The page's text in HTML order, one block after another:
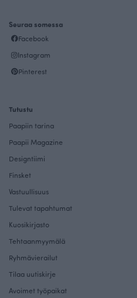
Seuraa somessa
Facebook
Instagram
Pinterest
Tutustu
Paapiin tarina
Paapii Magazine
Designtiimi
Finsket
Vastuullisuus
Tulevat tapahtumat
Kuosikirjasto
Tehtaanmyymälä
Ryhmävierailut
Tilaa uutiskirje
Avoimet työpaikat